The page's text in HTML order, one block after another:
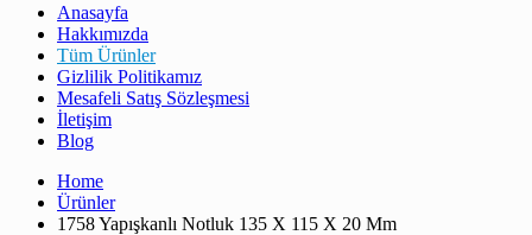
Anasayfa
Hakkımızda
Tüm Ürünler
Gizlilik Politikamız
Mesafeli Satış Sözleşmesi
İletişim
Blog
Home
Ürünler
1758 Yapışkanlı Notluk 135 X 115 X 20 Mm